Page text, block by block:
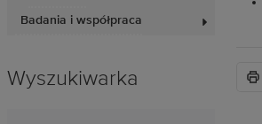
Badania i współpraca
Wyszukiwarka